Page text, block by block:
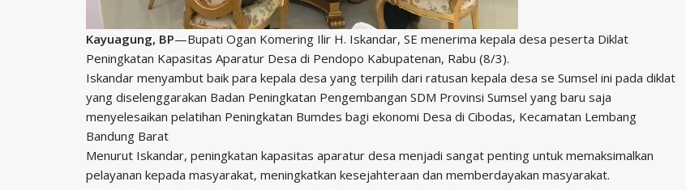
Kayuagung, BP—Bupati Ogan Komering Ilir H. Iskandar, SE menerima kepala desa peserta Diklat
Peningkatan Kapasitas Aparatur Desa di Pendopo Kabupatenan, Rabu (8/3).
Iskandar menyambut baik para kepala desa yang terpilih dari ratusan kepala desa se Sumsel ini pada diklat
yang diselenggarakan Badan Peningkatan Pengembangan SDM Provinsi Sumsel yang baru saja
menyelesaikan pelatihan Peningkatan Bumdes bagi ekonomi Desa di Cibodas, Kecamatan Lembang
Bandung Barat
Menurut Iskandar, peningkatan kapasitas aparatur desa menjadi sangat penting untuk memaksimalkan
pelayanan kepada masyarakat, meningkatkan kesejahteraan dan memberdayakan masyarakat.